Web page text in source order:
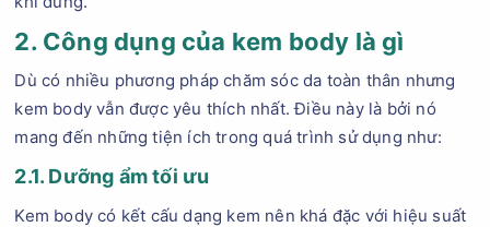
2. Công dụng của kem body là gì
Dù có nhiều phương pháp chăm sóc da toàn thân nhưng
kem body vẫn được yêu thích nhất. Điều này là bởi nó
mang đến những tiện ích trong quá trình sử dụng như:
2.1. Dưỡng ẩm tối ưu
Kem body có kết cấu dạng kem nên khá đặc với hiệu suất